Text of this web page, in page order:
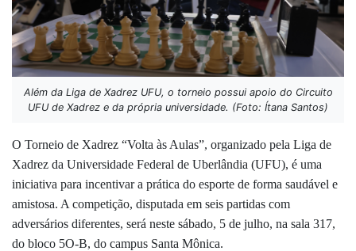
Além da Liga de Xadrez UFU, o torneio possui apoio do Circuito
UFU de Xadrez e da própria universidade. (Foto: Ítana Santos)
O Torneio de Xadrez “Volta às Aulas”, organizado pela Liga de
Xadrez da Universidade Federal de Uberlândia (UFU), é uma
iniciativa para incentivar a prática do esporte de forma saudável e
amistosa. A competição, disputada em seis partidas com
adversários diferentes, será neste sábado, 5 de julho, na sala 317,
do bloco 5O-B, do campus Santa Mônica.